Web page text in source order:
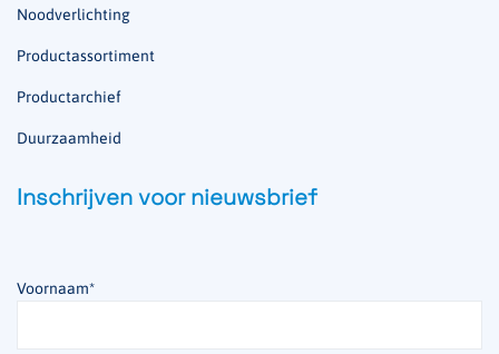
Noodverlichting
Productassortiment
Productarchief
Duurzaamheid
Inschrijven voor nieuwsbrief
Voornaam*